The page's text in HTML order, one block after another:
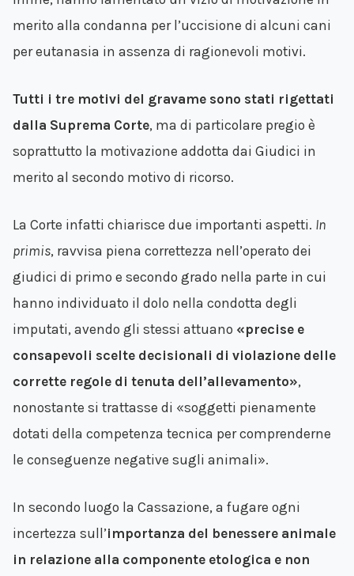
merito alla condanna per l’uccisione di alcuni cani
per eutanasia in assenza di ragionevoli motivi.
Tutti i tre motivi del gravame sono stati rigettati
dalla Suprema Corte, ma di particolare pregio è
soprattutto la motivazione addotta dai Giudici in
merito al secondo motivo di ricorso.
La Corte infatti chiarisce due importanti aspetti. In
primis, ravvisa piena correttezza nell’operato dei
giudici di primo e secondo grado nella parte in cui
hanno individuato il dolo nella condotta degli
imputati, avendo gli stessi attuano «precise e
consapevoli scelte decisionali di violazione delle
corrette regole di tenuta dell’allevamento»,
nonostante si trattasse di «soggetti pienamente
dotati della competenza tecnica per comprenderne
le conseguenze negative sugli animali».
In secondo luogo la Cassazione, a fugare ogni
incertezza sull’importanza del benessere animale
in relazione alla componente etologica e non